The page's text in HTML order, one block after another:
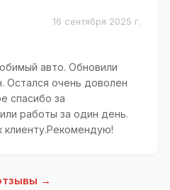
16 сентября 2025 г.
авто. Обновили
Остался очень доволен
спасибо за
работы за один день.
клиенту.Рекомендую!
→